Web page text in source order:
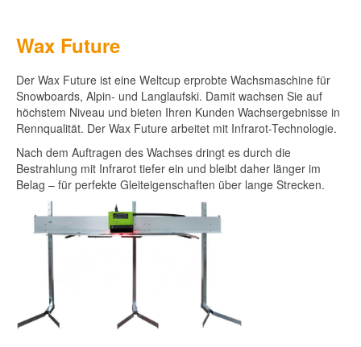
Wax Future
Der Wax Future ist eine Weltcup erprobte Wachsmaschine für
Snowboards, Alpin- und Langlaufski. Damit wachsen Sie auf
höchstem Niveau und bieten Ihren Kunden Wachsergebnisse in
Rennqualität. Der Wax Future arbeitet mit Infrarot-Technologie.
Nach dem Auftragen des Wachses dringt es durch die
Bestrahlung mit Infrarot tiefer ein und bleibt daher länger im
Belag – für perfekte Gleiteigenschaften über lange Strecken.